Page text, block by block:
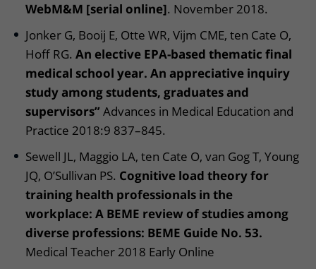
WebM&M [serial online]. November 2018.
Jonker G, Booij E, Otte WR, Vijm CME, ten Cate O,
Hoff RG. An elective EPA-based thematic final
medical school year. An appreciative inquiry
study among students, graduates and
supervisors” Advances in Medical Education and
Practice 2018:9 837–845.
Sewell JL, Maggio LA, ten Cate O, van Gog T, Young
JQ, O’Sullivan PS. Cognitive load theory for
training health professionals in the
workplace: A BEME review of studies among
diverse professions: BEME Guide No. 53.
Medical Teacher 2018 Early Online